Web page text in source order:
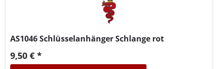
AS1046Schlüsselanhänger Schlange rot
9,50 € *